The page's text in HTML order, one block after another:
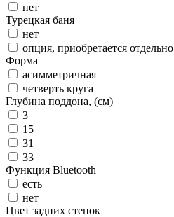
нет
Турецкая баня
нет
опция, приобретается отдельно
Форма
асимметричная
четверть круга
Глубина поддона, (см)
3
15
31
33
Функция Bluetooth
есть
нет
Цвет задних стенок